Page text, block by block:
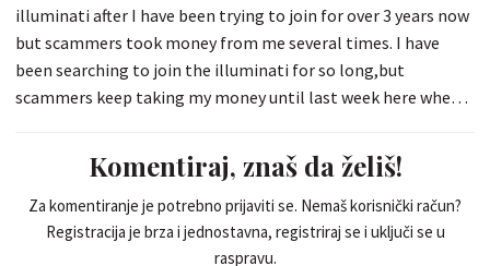
illuminati after I have been trying to join for over 3 years now
but scammers took money from me several times. I have
been searching to join the illuminati for so long,but
scammers keep taking my money until last week here when I
brotherhood online and i receive the sum of 3 million euros in
to my bank account instantly after my online initiation ritual
and also I will be earning 6 million euros every month end,
Am so happy! If you are interested to Join the worldwide
illuminate today, contact her today instead of accepting
Komentiraj, znaš da želiš!
Za komentiranje je potrebno prijaviti se. Nemaš korisnički račun?
Registracija je brza i jednostavna, registriraj se i uključi se u
raspravu.